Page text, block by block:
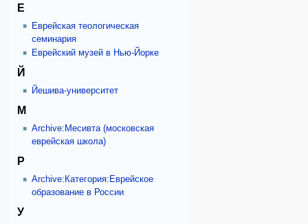
Е
Еврейская теологическая
семинария
Еврейский музей в Нью-Йорке
Й
Йешива-университет
М
Archive:Месивта (московская
еврейская школа)
Р
Archive:Категория:Еврейское
образование в России
У